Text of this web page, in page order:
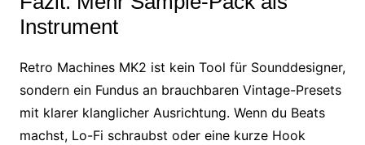
Instrument
Retro Machines MK2 ist kein Tool für Sounddesigner,
sondern ein Fundus an brauchbaren Vintage-Presets
mit klarer klanglicher Ausrichtung. Wenn du Beats
machst, Lo-Fi schraubst oder eine kurze Hook